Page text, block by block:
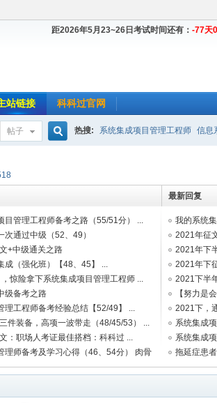
距2026年5月23~26日考试时间还有：-77天
站链接 科科过官网
帖子 热搜: 系统集成项目管理工程师 信息
目管理工程师备考之路（55/51分） ...
次通过中级（52、49）
+中级通关之路
成（强化班）【48、45】 ...
惊险拿下系统集成项目管理工程师 ...
级备考之路
理工程师备考经验总结【52/49】 ...
件装备，高项一波带走（48/45/53） ...
：职场人考证最佳搭档：科科过 ...
理师备考及学习心得（46、54分） 肉骨
最新回复
我的系统
2021年征
2021年下
...
2021年下
...
2021下半
【努力是
考 ...
2021下，
系统集成
系统集成
...
拖延症患